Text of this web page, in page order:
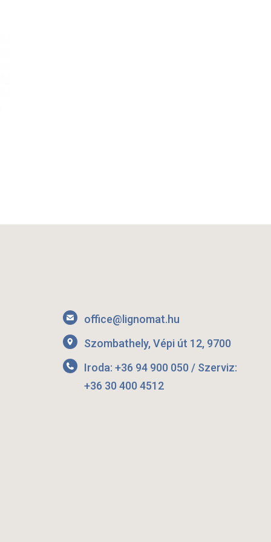
office@lignomat.hu
Szombathely, Vépi út 12, 9700
Iroda: +36 94 900 050 / Szerviz:
+36 30 400 4512